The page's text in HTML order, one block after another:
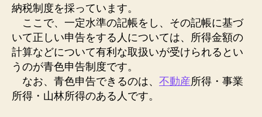
納税制度を採っています。
ここで、一定水準の記帳をし、その記帳に基づ
いて正しい申告をする人については、所得金額の
計算などについて有利な取扱いが受けられるとい
うのが青色申告制度です。
なお、青色申告できるのは、 不動産所得・事業
所得・山林所得のある人です。